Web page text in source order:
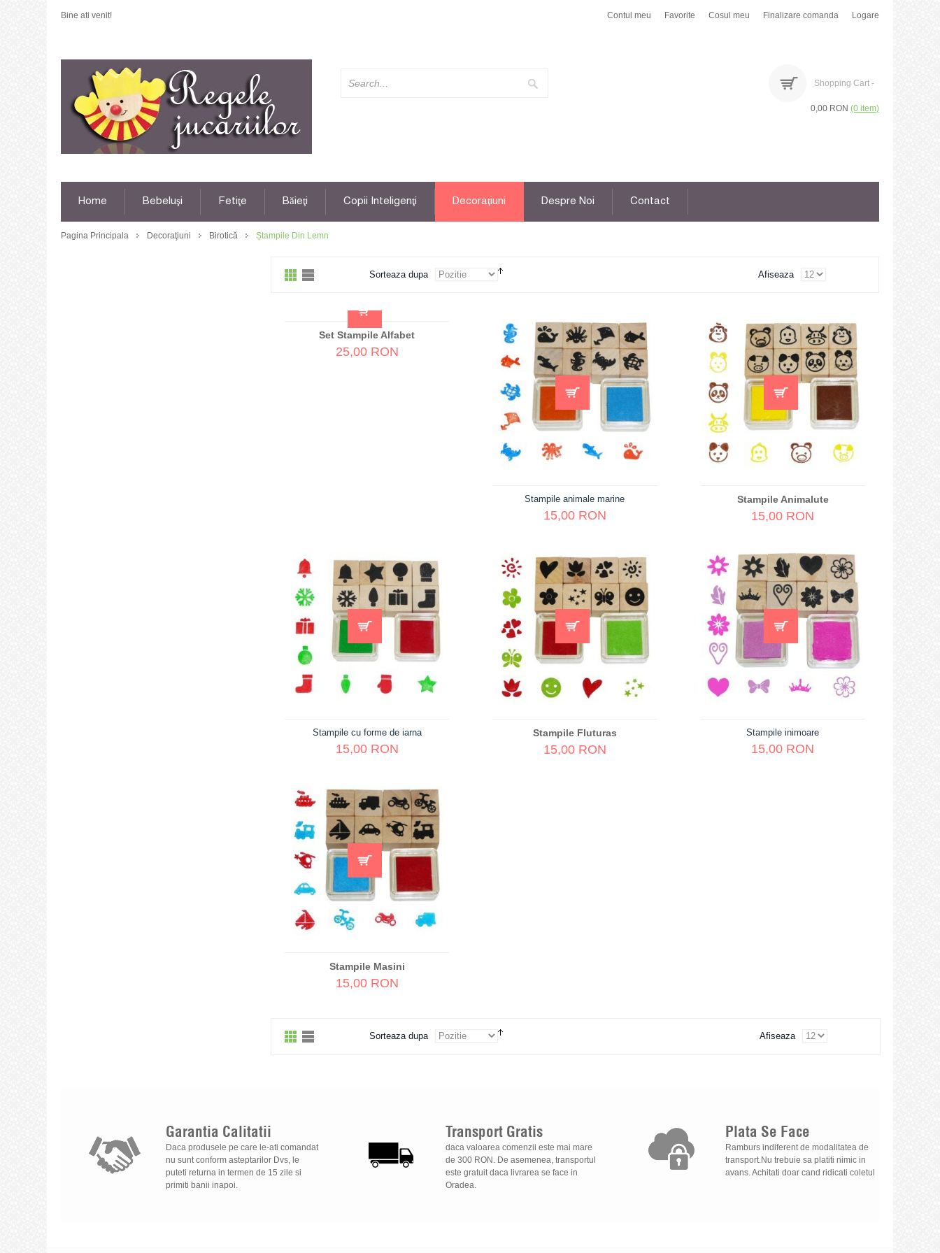
Bine ati venit! Contul meu Favorite Cosul meu Finalizare comanda Logare
Shopping Cart -
0,00 RON (0 item)
Home Bebeluşi Fetiţe Băieţi Copii Inteligenţi Decoraţiuni Despre Noi Contact
Pagina Principala Decoraţiuni Birotică Ștampile Din Lemn
Sorteaza dupa Afiseaza
Set Stampile Alfabet
25,00 RON
Stampile animale marine
15,00 RON
Stampile Animalute
15,00 RON
Stampile cu forme de iarna
15,00 RON
Stampile Fluturas
15,00 RON
Stampile inimoare
15,00 RON
Stampile Masini
15,00 RON
Sorteaza dupa Afiseaza
Garantia Calitatii
Daca produsele pe care le-ati comandat
nu sunt conform asteptarilor Dvs, le
puteti returna in termen de 15 zile si
primiti banii inapoi.
Transport Gratis
daca valoarea comenzii este mai mare
de 300 RON. De asemenea, transportul
este gratuit daca livrarea se face in
Oradea.
Plata Se Face
Ramburs indiferent de modalitatea de
transport.Nu trebuie sa platiti nimic in
avans. Achitati doar cand ridicati coletul